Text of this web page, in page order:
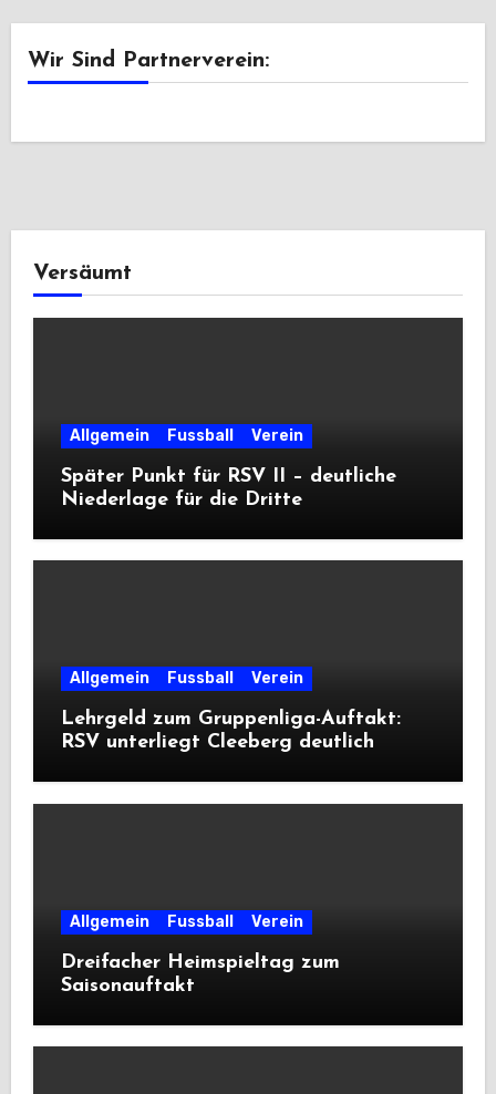
Wir Sind Partnerverein:
Versäumt
Allgemein Fussball Verein
Später Punkt für RSV II – deutliche
Niederlage für die Dritte
Allgemein Fussball Verein
Lehrgeld zum Gruppenliga-Auftakt:
RSV unterliegt Cleeberg deutlich
Allgemein Fussball Verein
Dreifacher Heimspieltag zum
Saisonauftakt